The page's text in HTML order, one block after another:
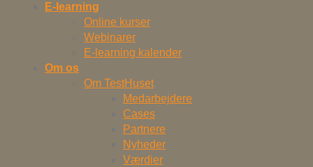
E-learning
Online kurser
Webinarer
E-learning kalender
Om os
Om TestHuset
Medarbejdere
Cases
Partnere
Nyheder
Værdier